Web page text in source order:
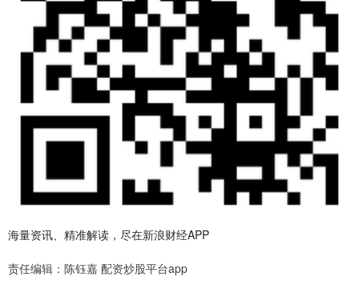
海量资讯、精准解读，尽在新浪财经APP
责任编辑：陈钰嘉 配资炒股平台app